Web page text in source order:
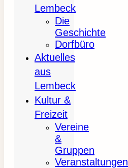
Lembeck
Die
Geschichte
Dorfbüro
Aktuelles
aus
Lembeck
Kultur &
Freizeit
Vereine
&
Gruppen
Veranstaltungen